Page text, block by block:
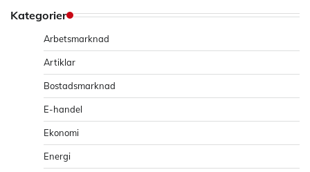
Kategorier
Arbetsmarknad
Artiklar
Bostadsmarknad
E-handel
Ekonomi
Energi